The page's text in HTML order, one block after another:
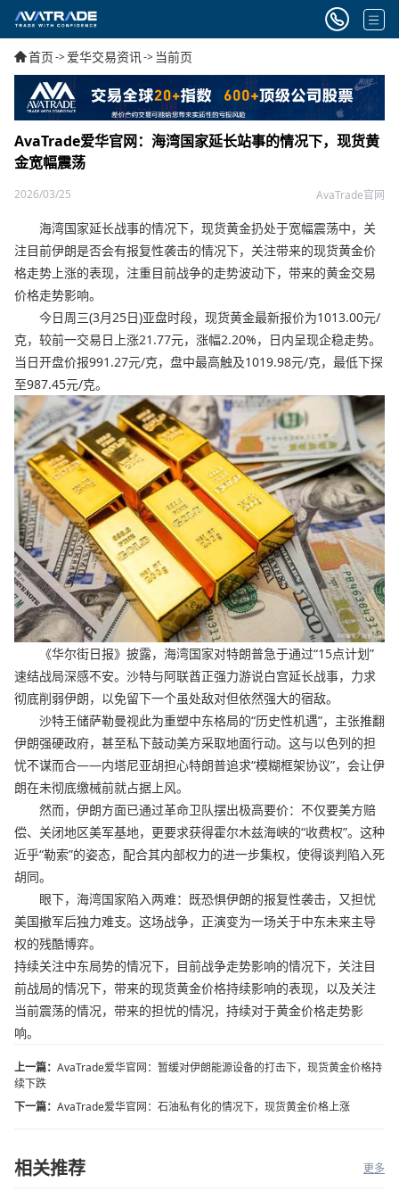
首页->爱华交易资讯-> 当前页
AvaTrade爱华官网：海湾国家延长站事的情况下，现货黄
金宽幅震荡
2026/03/25 AvaTrade官网
海湾国家延长战事的情况下，现货黄金扔处于宽幅震荡中，关
注目前伊朗是否会有报复性袭击的情况下，关注带来的现货黄金价
格走势上涨的表现，注重目前战争的走势波动下，带来的黄金交易
价格走势影响。
今日周三(3月25日)亚盘时段，现货黄金最新报价为1013.00元/
克，较前一交易日上涨21.77元，涨幅2.20%，日内呈现企稳走势。
当日开盘价报991.27元/克，盘中最高触及1019.98元/克，最低下探
至987.45元/克。
《华尔街日报》披露，海湾国家对特朗普急于通过“15点计划”
速结战局深感不安。沙特与阿联酋正强力游说白宫延长战事，力求
彻底削弱伊朗，以免留下一个虽处敌对但依然强大的宿敌。
沙特王储萨勒曼视此为重塑中东格局的“历史性机遇”，主张推翻
伊朗强硬政府，甚至私下鼓动美方采取地面行动。这与以色列的担
忧不谋而合——内塔尼亚胡担心特朗普追求“模糊框架协议”，会让伊
朗在未彻底缴械前就占据上风。
然而，伊朗方面已通过革命卫队摆出极高要价：不仅要美方赔
偿、关闭地区美军基地，更要求获得霍尔木兹海峡的“收费权”。这种
近乎“勒索”的姿态，配合其内部权力的进一步集权，使得谈判陷入死
胡同。
眼下，海湾国家陷入两难：既恐惧伊朗的报复性袭击，又担忧
美国撤军后独力难支。这场战争，正演变为一场关于中东未来主导
权的残酷博弈。
持续关注中东局势的情况下，目前战争走势影响的情况下，关注目
前战局的情况下，带来的现货黄金价格持续影响的表现，以及关注
当前震荡的情况，带来的担忧的情况，持续对于黄金价格走势影
响。
上一篇： AvaTrade爱华官网：暂缓对伊朗能源设备的打击下，现货黄金价格持
续下跌
下一篇： AvaTrade爱华官网：石油私有化的情况下，现货黄金价格上涨
相关推荐 更多